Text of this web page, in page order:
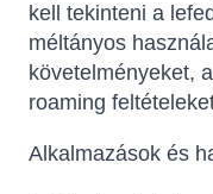
kell tekinteni a
méltányos
követelményeket,
roaming
Alkalmazások és